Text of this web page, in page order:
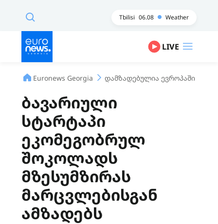
Tbilisi 06.08 Weather
LIVE
Euronews Georgia დამზადებულია ევროპაში
ბავარიული
სტარტაპი
ეკომეგობრულ
შოკოლადს
მზესუმზირას
მარცვლებისგან
ამზადებს